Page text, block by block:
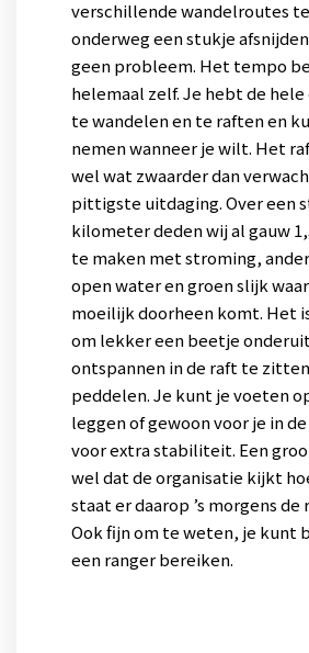
verschillende wandelroutes
onderweg een stukje
geen probleem. Het tempo
helemaal zelf. Je hebt de
te wandelen en te raften en
nemen wanneer je wilt. Het
wel wat zwaarder dan
pittigste uitdaging. Over een
kilometer deden wij al gauw
te maken met stroming,
open water en groen slijk
moeilijk doorheen komt. Het
om lekker een beetje
ontspannen in de raft te
peddelen. Je kunt je voeten
leggen of gewoon voor je in
voor extra stabiliteit. Een
wel dat de organisatie kijkt
staat er daarop ’s morgens
Ook fijn om te weten, je kunt
een ranger bereiken.